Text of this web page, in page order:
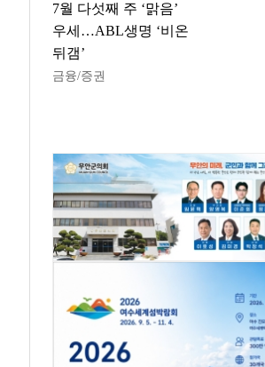
7월 다섯째 주 ‘맑음’
우세…ABL생명 ‘비온
뒤갬’
금융/증권